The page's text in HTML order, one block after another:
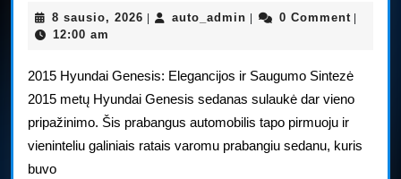
apdovanotas
IIHS
„Top
Safety
Pick
8 sausio, 2026 8| auto_admin auto_admin
| 0 Comment |
12:00 am
2015 Hyundai Genesis: Elegancijos ir Saugumo Sintezė
2015 metų Hyundai Genesis sedanas sulaukė dar vieno
pripažinimo. Šis prabangus automobilis tapo pirmuoju ir
vieninteliu galiniais ratais varomu prabangiu sedanu, kuris
buvo